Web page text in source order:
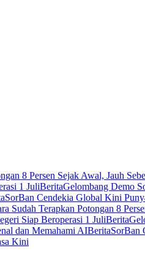
8 Persen Sejak Awal, Jauh
1 JuliBeritaGelombang Demo
SorBan Cendekia Global Kini
Sudah Terapkan Potongan 8
Siap Beroperasi 1 JuliBerita
dan Memahami AIBeritaSorBan
Kini